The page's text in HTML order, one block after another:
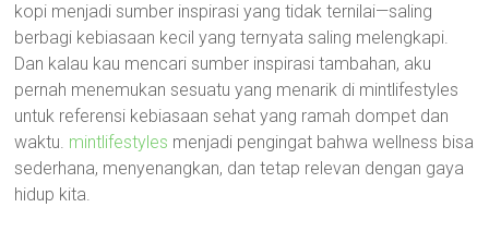
kopi menjadi sumber inspirasi yang tidak ternilai—saling
berbagi kebiasaan kecil yang ternyata saling melengkapi.
Dan kalau kau mencari sumber inspirasi tambahan, aku
pernah menemukan sesuatu yang menarik di mintlifestyles
untuk referensi kebiasaan sehat yang ramah dompet dan
waktu. mintlifestyles menjadi pengingat bahwa wellness bisa
sederhana, menyenangkan, dan tetap relevan dengan gaya
hidup kita.